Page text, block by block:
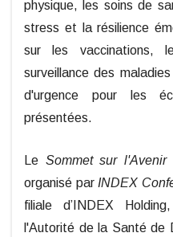
physique, les soins de
stress et la résilience
sur les vaccinations,
surveillance des
d'urgence pour les
présentées.
Le Sommet sur
organisé par INDEX
filiale d’INDEX
l'Autorité de la Santé de